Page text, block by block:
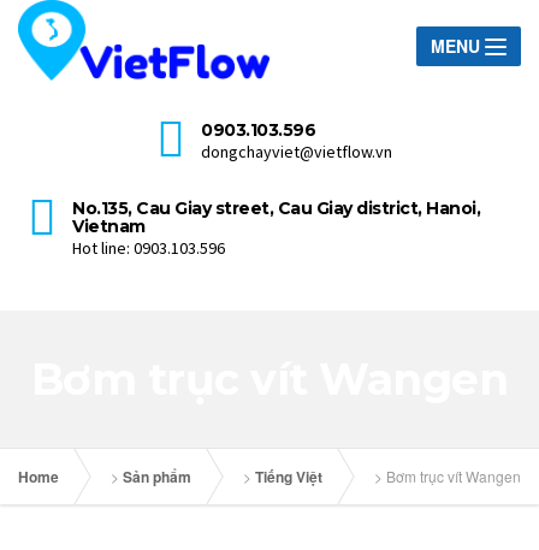
MENU
0903.103.596
dongchayviet@vietflow.vn
No.135, Cau Giay street, Cau Giay district, Hanoi,
Vietnam
Hot line: 0903.103.596
Home > Sản phẩm > Tiếng Việt > Bơm trục vít Wangen